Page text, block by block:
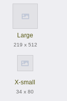
Large
219 x 512
X-small
34 x 80